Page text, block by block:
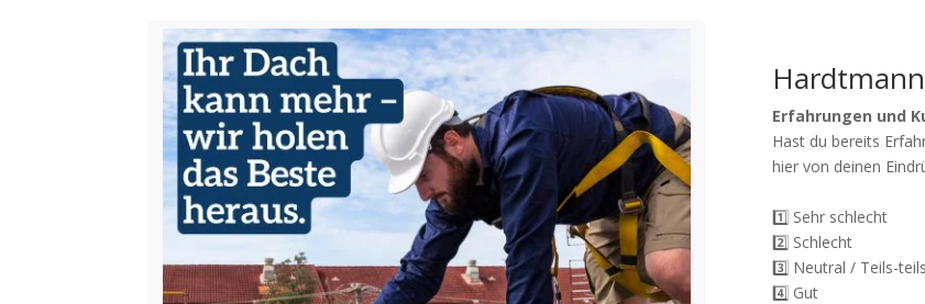
Erfahrungen und
Hast du bereits
hier von deinen
1️⃣ Sehr schlecht
2️⃣ Schlecht
3️⃣ Neutral / Teils-teils
4️⃣ Gut